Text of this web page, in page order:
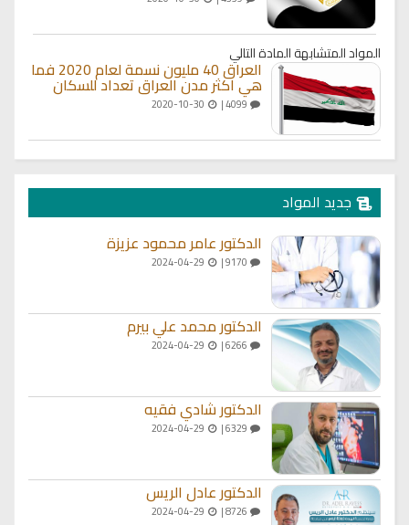
المواد المتشابهةالمادة التالي
العراق 40 مليون نسمة لعام 2020 فما
هي اكثر مدن العراق تعداد للسكان
جديد المواد
الدكتور عامر محمود عزيزة
الدكتور محمد علي بيرم
الدكتور شادي فقيه
الدكتور عادل الريس